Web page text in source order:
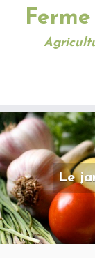
Passer
au
contenu
jardin